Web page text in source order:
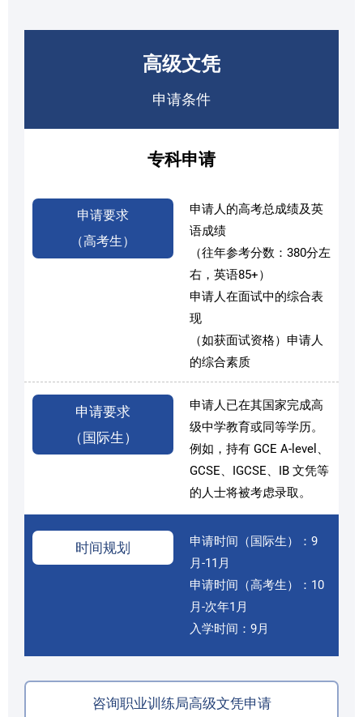
高级文凭
申请条件
专科申请
申请要求
（高考生）
申请人的高考总成绩及英
语成绩
（往年参考分数：380分左
右，英语85+）
申请人在面试中的综合表
现
（如获面试资格）申请人
的综合素质
申请要求
（国际生）
申请人已在其国家完成高
级中学教育或同等学历。
例如，持有 GCE A-level、
GCSE、IGCSE、IB 文凭等
的人士将被考虑录取。
时间规划
申请时间（国际生）：9
月-11月
申请时间（高考生）：10
月-次年1月
入学时间：9月
咨询职业训练局高级文凭申请